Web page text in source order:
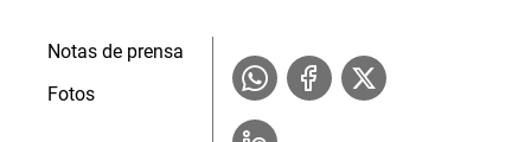
Notas de prensa
Fotos